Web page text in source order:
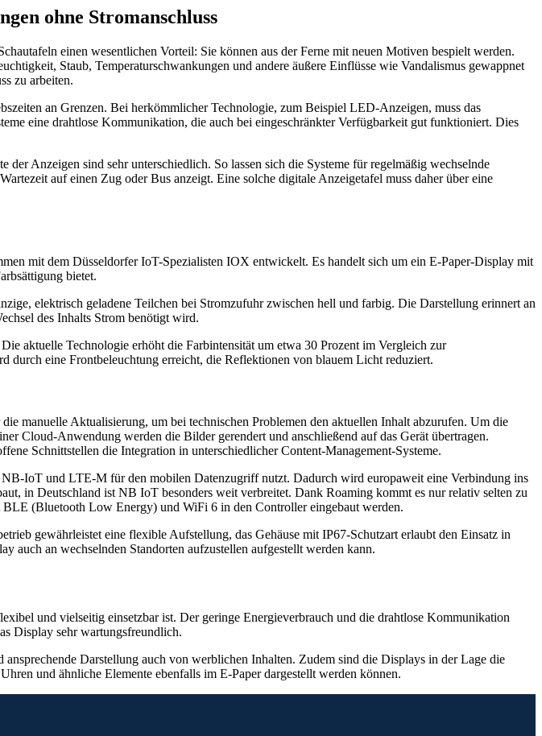
ohne Stromanschluss
einen wesentlichen Vorteil: Sie können aus der Ferne mit neuen Motiven bespielt werden.
Staub, Temperaturschwankungen und andere äußere Einflüsse wie Vandalismus gewappnet
zu arbeiten.
an Grenzen. Bei herkömmlicher Technologie, zum Beispiel LED-Anzeigen, muss das
eine drahtlose Kommunikation, die auch bei eingeschränkter Verfügbarkeit gut funktioniert. Dies
Anzeigen sind sehr unterschiedlich. So lassen sich die Systeme für regelmäßig wechselnde
auf einen Zug oder Bus anzeigt. Eine solche digitale Anzeigetafel muss daher über eine
mit dem Düsseldorfer IoT-Spezialisten IOX entwickelt. Es handelt sich um ein E-Paper-Display mit
bietet.
elektrisch geladene Teilchen bei Stromzufuhr zwischen hell und farbig. Die Darstellung erinnert an
des Inhalts Strom benötigt wird.
aktuelle Technologie erhöht die Farbintensität um etwa 30 Prozent im Vergleich zur
durch eine Frontbeleuchtung erreicht, die Reflektionen von blauem Licht reduziert.
manuelle Aktualisierung, um bei technischen Problemen den aktuellen Inhalt abzurufen. Um die
Cloud-Anwendung werden die Bilder gerendert und anschließend auf das Gerät übertragen.
Schnittstellen die Integration in unterschiedlicher Content-Management-Systeme.
IoT und LTE-M für den mobilen Datenzugriff nutzt. Dadurch wird europaweit eine Verbindung ins
in Deutschland ist NB IoT besonders weit verbreitet. Dank Roaming kommt es nur relativ selten zu
(Bluetooth Low Energy) und WiFi 6 in den Controller eingebaut werden.
gewährleistet eine flexible Aufstellung, das Gehäuse mit IP67-Schutzart erlaubt den Einsatz in
auch an wechselnden Standorten aufzustellen aufgestellt werden kann.
und vielseitig einsetzbar ist. Der geringe Energieverbrauch und die drahtlose Kommunikation
Display sehr wartungsfreundlich.
Darstellung auch von werblichen Inhalten. Zudem sind die Displays in der Lage die
und ähnliche Elemente ebenfalls im E-Paper dargestellt werden können.